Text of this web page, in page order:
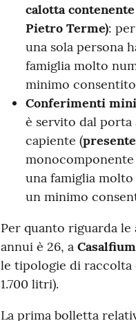
calotta
Pietro Terme):
una sola persona
famiglia molto
minimo
Conferimenti
è servito dal
capiente (
una famiglia molto
un minimo
Per quanto riguarda le
annui è 26, a
le tipologie di
1.700 litri).
La prima bolletta